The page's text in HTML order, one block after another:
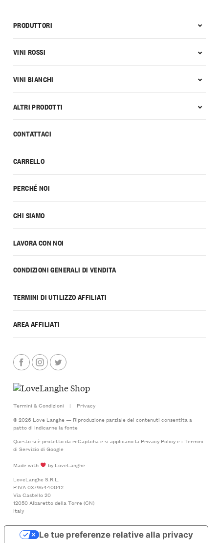
CONTATTACI
CARRELLO
PERCHÉ NOI
CHI SIAMO
LAVORA CON NOI
CONDIZIONI GENERALI DI VENDITA
TERMINI DI UTILIZZO AFFILIATI
AREA AFFILIATI
PRODUTTORI
VINI ROSSI
VINI BIANCHI
ALTRI PRODOTTI
Termini & Condizioni |
Privacy
© 2026 Love Langhe — Riproduzione parziale dei contenuti consentita a
patto di indicarne la fonte
Questo si è protetto da reCaptcha e si applicano la Privacy Policye i Termini
di Serviziodi Google
Made with
by LoveLanghe
LoveLanghe S.R.L.
P.IVA 03796440042
Via Castello 20
12050 Albaretto della Torre (CN)
Italy
Le tue preferenze relative alla privacy